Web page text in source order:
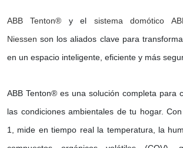
ABB Tenton® y el sistema domótico
Niessen son los aliados clave para
en un espacio inteligente, eficiente y más
ABB Tenton® es una solución completa para
las condiciones ambientales de tu hogar.
1, mide en tiempo real la temperatura, la